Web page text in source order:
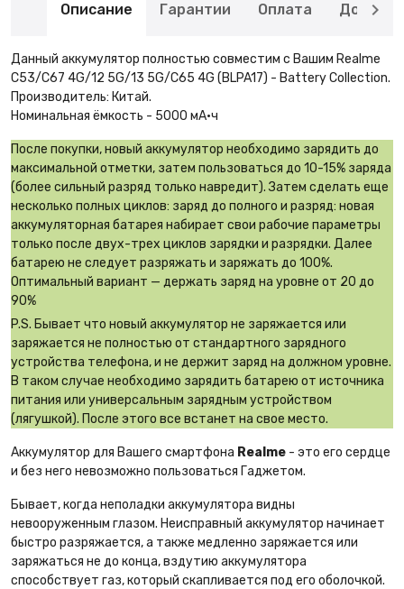
Описание Гарантии Оплата
Данный аккумулятор полностью совместим с Вашим Realme
C53/C67 4G/12 5G/13 5G/C65 4G (BLPA17) - Battery Collection.
Производитель: Китай.
Номинальная ёмкость - 5000 мА·ч
После покупки, новый аккумулятор необходимо зарядить до
максимальной отметки, затем пользоваться до 10-15% заряда
(более сильный разряд только навредит). Затем сделать еще
несколько полных циклов: заряд до полного и разряд: новая
аккумуляторная батарея набирает свои рабочие параметры
только после двух-трех циклов зарядки и разрядки. Далее
батарею не следует разряжать и заряжать до 100%.
Оптимальный вариант — держать заряд на уровне от 20 до
90%
P.S. Бывает что новый аккумулятор не заряжается или
заряжается не полностью от стандартного зарядного
устройства телефона, и не держит заряд на должном уровне.
В таком случае необходимо зарядить батарею от источника
питания или универсальным зарядным устройством
(лягушкой). После этого все встанет на свое место.
Аккумулятор для Вашего смартфона Realme - это его сердце
и без него невозможно пользоваться Гаджетом.
Бывает, когда неполадки аккумулятора видны
невооруженным глазом. Неисправный аккумулятор начинает
быстро разряжается, а также медленно заряжается или
заряжаться не до конца, вздутию аккумулятора
способствует газ, который скапливается под его оболочкой.